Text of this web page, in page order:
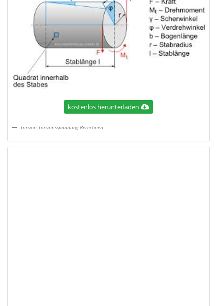
kostenlos herunterladen
Torsion Torsionsspannung Berechnen